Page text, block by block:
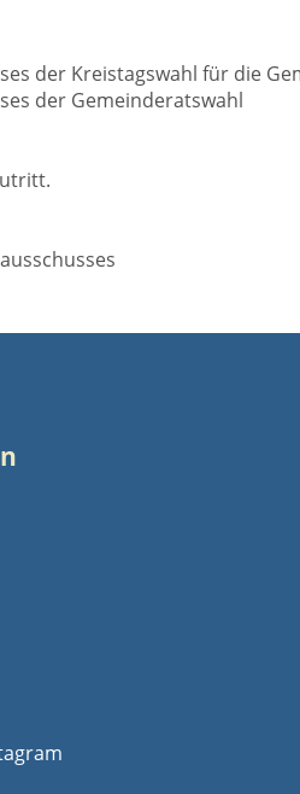
der Kreistagswahl für die
der Gemeinderatswahl